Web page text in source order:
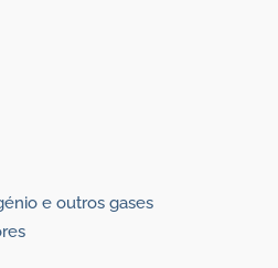
e outros gases